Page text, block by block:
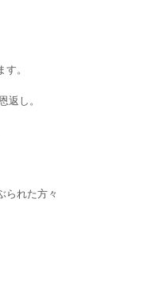
。
し。
られた方々